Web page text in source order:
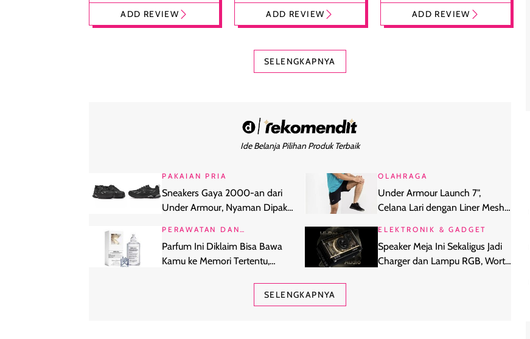
Concealer 2-in-1
ADD REVIEW
CokelatADD REVIEW
Efek Bibir Plumpy
ADD REVIEW
SELENGKAPNYA
Ide Belanja Pilihan Produk Terbaik
PAKAIAN PRIA
Sneakers Gaya 2000-an dari
Under Armour, Nyaman Dipakai
OLAHRAGA
Under Armour Launch 7",
Celana Lari dengan Liner Mesh
PERAWATAN DAN
Parfum Ini Diklaim Bisa Bawa
Kamu ke Memori Tertentu,
ELEKTRONIK & GADGET
Speaker Meja Ini Sekaligus Jadi
Charger dan Lampu RGB, Worth
SELENGKAPNYA